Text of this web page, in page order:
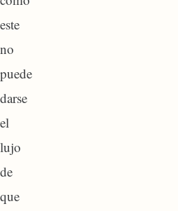
este
no
puede
darse
el
lujo
de
que